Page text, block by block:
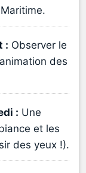
: Observer le
des
: Une
et les
des yeux !).